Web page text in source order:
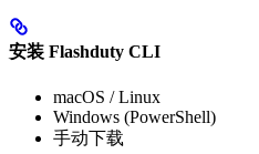
安装 Flashduty CLI
macOS / Linux
Windows (PowerShell)
手动下载